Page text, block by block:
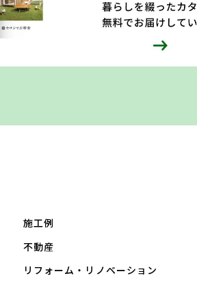
施工例
不動産
リフォーム・リノベーション